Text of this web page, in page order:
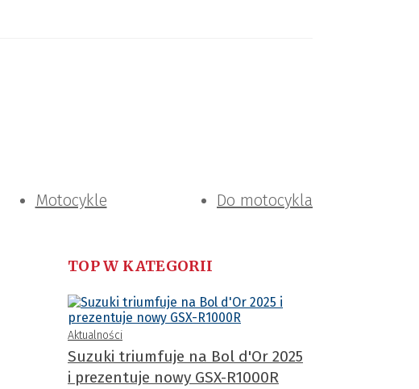
Motocykle Do motocykla
TOP W KATEGORII
Aktualności
Suzuki triumfuje na Bol d'Or 2025
i prezentuje nowy GSX-R1000R